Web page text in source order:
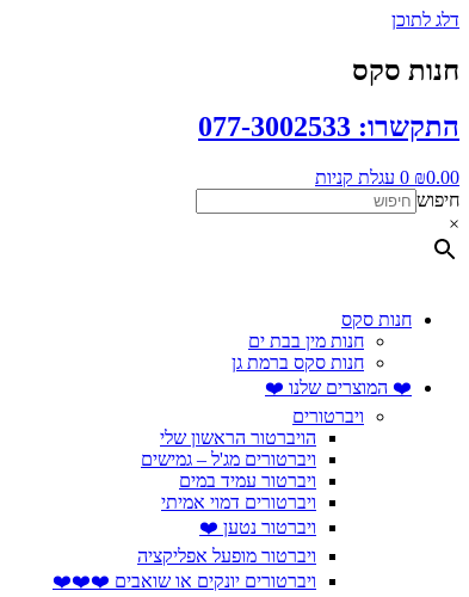
דלג לתוכן
חנות סקס
התקשרו: 077-3002533
₪0.00
0 עגלת קניות
חיפוש
×
חנות סקס
חנות מין בבת ים
חנות סקס ברמת גן
❤️ המוצרים שלנו ❤️
ויברטורים
הויברטור הראשון שלי
ויברטורים מג'ל – גמישים
ויברטור עמיד במים
ויברטורים דמוי אמיתי
ויברטור נטען ❤️
ויברטור מופעל אפליקציה
ויברטורים יונקים או שואבים ❤️❤️❤️